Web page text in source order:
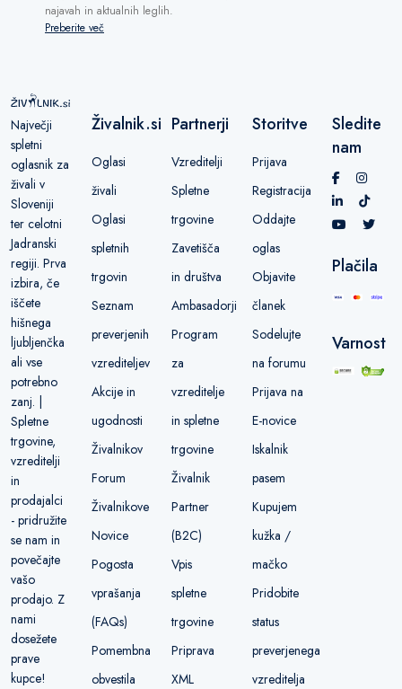
najavah in aktualnih leglih.
Preberite več
Največji
spletni
oglasnik za
živali v
Sloveniji
ter celotni
Jadranski
regiji. Prva
izbira, če
iščete
hišnega
ljubljenčka
ali vse
potrebno
zanj. |
Spletne
trgovine,
vzreditelji
in
prodajalci
- pridružite
se nam in
povečajte
vašo
prodajo. Z
nami
dosežete
prave
kupce!
Živalnik.si
Oglasi
živali
Oglasi
spletnih
trgovin
Seznam
preverjenih
vzrediteljev
Akcije in
ugodnosti
Živalnikov
Forum
Živalnikove
Novice
Pogosta
vprašanja
(FAQs)
Pomembna
obvestila
Partnerji
Vzreditelji
Spletne
trgovine
Zavetišča
in društva
Ambasadorji
Program
za
vzreditelje
in spletne
trgovine
Živalnik
Partner
(B2C)
Vpis
spletne
trgovine
Priprava
XML
Storitve
Prijava
Registracija
Oddajte
oglas
Objavite
članek
Sodelujte
na forumu
Prijava na
E-novice
Iskalnik
pasem
Kupujem
kužka /
mačko
Pridobite
status
preverjenega
vzreditelja
Sledite
nam
Plačila
Varnost